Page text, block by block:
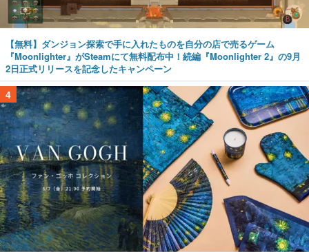
【無料】ダンジョン探索で手に入れたものを自分の店で売るゲーム
『Moonlighter』がSteamにて無料配布中！続編『Moonlighter 2』の9月
2日正式リリースを記念したキャンペーン
4